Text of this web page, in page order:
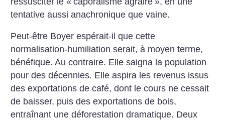
tentative aussi anachronique que vaine.
Peut-être Boyer espérait-il que cette
normalisation-humiliation serait, à moyen terme,
bénéfique. Au contraire. Elle saigna la population
pour des décennies. Elle aspira les revenus issus
des exportations de café, dont le cours ne cessait
de baisser, puis des exportations de bois,
entraînant une déforestation dramatique. Deux